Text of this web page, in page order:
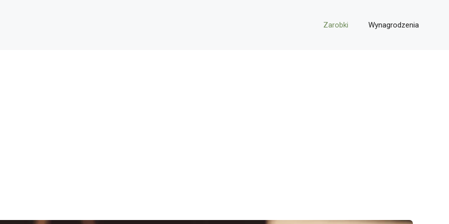
Zarobki Wynagrodzenia